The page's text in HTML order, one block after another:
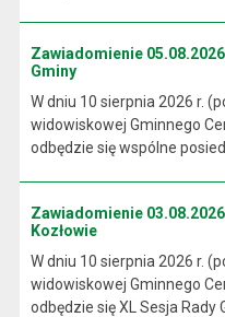
Zawiadomienie
Gminy
W dniu 10 sierpnia 2026 r.
widowiskowej Gminnego
odbędzie się wspólne
Zawiadomienie
Kozłowie
W dniu 10 sierpnia 2026 r.
widowiskowej Gminnego
odbędzie się XL Sesja Rady